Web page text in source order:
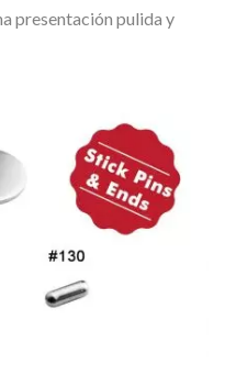
presentación pulida y